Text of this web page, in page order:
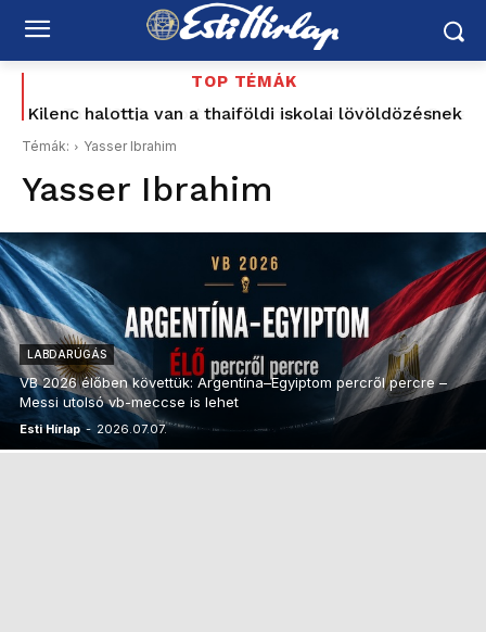
TOP TÉMÁK
Kilenc halottja van a thaiföldi iskolai lövöldözésnek
Tata 1956: a sortűz története, amely most Baka
Andrásig ért – korabeli MTV Híradó-felvétellel –
a...
Témák: Yasser Ibrahim
Yasser Ibrahim
LABDARÚGÁS
VB 2026 élőben követtük: Argentína–Egyiptom percről percre –
Messi utolsó vb-meccse is lehet
Esti Hírlap - 2026.07.07.